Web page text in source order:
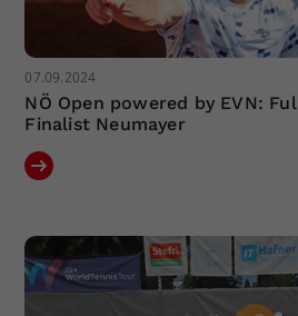
07.09.2024
NÖ Open powered by EVN:
Finalist Neumayer